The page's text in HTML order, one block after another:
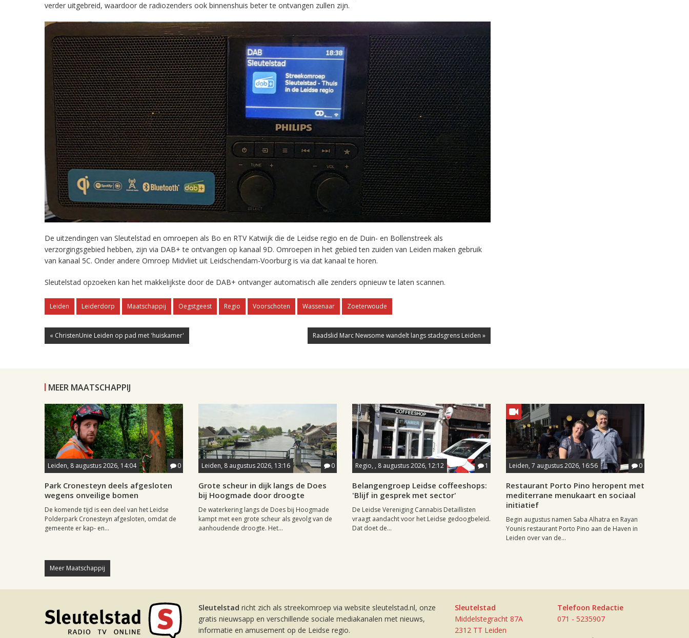
verder uitgebreid, waardoor de radiozenders ook binnenshuis beter te ontvangen zullen zijn.
De uitzendingen van Sleutelstad en omroepen als Bo en RTV Katwijk die de Leidse regio en de Duin- en Bollenstreek als
verzorgingsgebied hebben, zijn via DAB+ te ontvangen op kanaal 9D. Omroepen in het gebied ten zuiden van Leiden maken gebruik
van kanaal 5C. Onder andere Omroep Midvliet uit Leidschendam-Voorburg is via dat kanaal te horen.
Sleutelstad opzoeken kan het makkelijkste door de DAB+ ontvanger automatisch alle zenders opnieuw te laten scannen.
Leiden Leiderdorp Maatschappij Oegstgeest Regio Voorschoten Wassenaar Zoeterwoude
« ChristenUnie Leiden op pad met 'huiskamer' Raadslid Marc Newsome wandelt langs stadsgrens Leiden »
MEER MAATSCHAPPIJ
Leiden, 8 augustus 2026, 14:04 0
Park Cronesteyn deels afgesloten
wegens onveilige bomen
De komende tijd is een deel van het Leidse
Polderpark Cronesteyn afgesloten, omdat de
gemeente er kap- en...
Leiden, 8 augustus 2026, 13:16 0
Grote scheur in dijk langs de Does
bij Hoogmade door droogte
De waterkering langs de Does bij Hoogmade
kampt met een grote scheur als gevolg van de
aanhoudende droogte. Het...
Regio, , 8 augustus 2026, 12:12 1
Belangengroep Leidse coffeeshops:
'Blijf in gesprek met sector'
De Leidse Vereniging Cannabis Detaillisten
vraagt aandacht voor het Leidse gedoogbeleid.
Dat doet de...
Leiden, 7 augustus 2026, 16:56 0
Restaurant Porto Pino heropent met
mediterrane menukaart en sociaal
initiatief
Begin augustus namen Saba Alhatra en Rayan
Younis restaurant Porto Pino aan de Haven in
Leiden over van de...
Meer Maatschappij
Sleutelstad richt zich als streekomroep via website sleutelstad.nl, onze
gratis nieuwsapp en verschillende sociale mediakanalen met nieuws,
informatie en amusement op de Leidse regio.
Sleutelstad
Middelstegracht 87A
2312 TT Leiden
Telefoon Redactie
071 - 5235907